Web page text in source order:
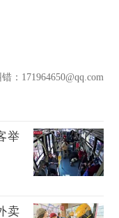
错：171964650@qq.com
举
卖